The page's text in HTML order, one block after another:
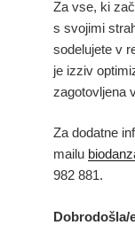
Za vse, ki
s svojimi
sodelujete v
je izziv
zagotovljena
Za dodatne
mailu
982 881.